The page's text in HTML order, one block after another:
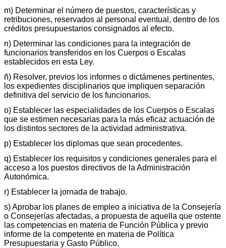
m) Determinar el número de puestos, características y
retribuciones, reservados al personal eventual, dentro de los
créditos presupuestarios consignados al efecto.
n) Determinar las condiciones para la integración de
funcionarios transferidos en los Cuerpos o Escalas
establecidos en esta Ley.
ñ) Resolver, previos los informes o dictámenes pertinentes,
los expedientes disciplinarios que impliquen separación
definitiva del servicio de los funcionarios.
o) Establecer las especialidades de los Cuerpos o Escalas
que se estimen necesarias para la más eficaz actuación de
los distintos sectores de la actividad administrativa.
p) Establecer los diplomas que sean procedentes.
q) Establecer los requisitos y condiciones generales para el
acceso a los puestos directivos de la Administración
Autonómica.
r) Establecer la jornada de trabajo.
s) Aprobar los planes de empleo a iniciativa de la Consejería
o Consejerías afectadas, a propuesta de aquella que ostente
las competencias en materia de Función Pública y previo
informe de la competente en materia de Política
Presupuestaria y Gasto Público.